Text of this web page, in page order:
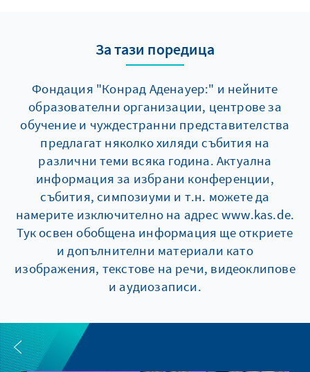
За тази поредица
Фондация "Конрад Аденауер:" и нейните
образователни организации, центрове за
обучение и чуждестранни представителства
предлагат няколко хиляди събития на
различни теми всяка година. Актуална
информация за избрани конференции,
събития, симпозиуми и т.н. можете да
намерите изключително на адрес www.kas.de.
Тук освен обобщена информация ще откриете
и допълнителни материали като
изображения, текстове на речи, видеоклипове
и аудиозаписи.